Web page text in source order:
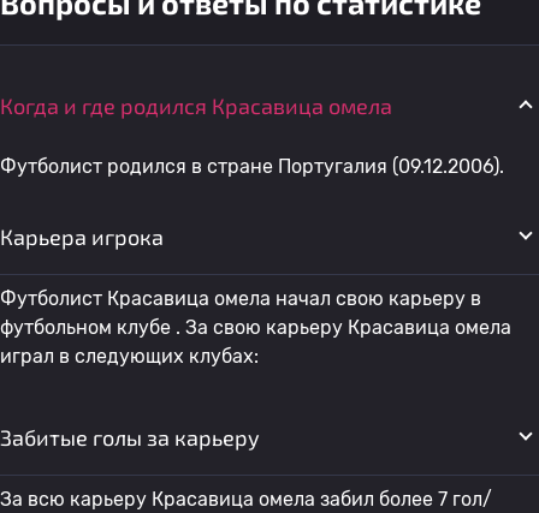
Когда и где родился Красавица омела
Футболист родился в стране Португалия (09.12.2006).
Карьера игрока
Футболист Красавица омела начал свою карьеру в
футбольном клубе . За свою карьеру Красавица омела
играл в следующих клубах:
Забитые голы за карьеру
За всю карьеру Красавица омела забил более 7 гол/